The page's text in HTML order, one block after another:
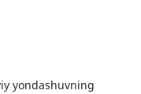
yondashuvning